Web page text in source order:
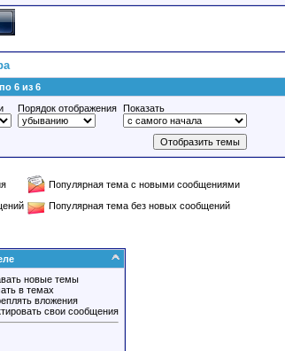
6 из 6
Порядок отображения Показать
Популярная тема с новыми сообщениями
Популярная тема без новых сообщений
новые темы
в темах
вложения
свои сообщения